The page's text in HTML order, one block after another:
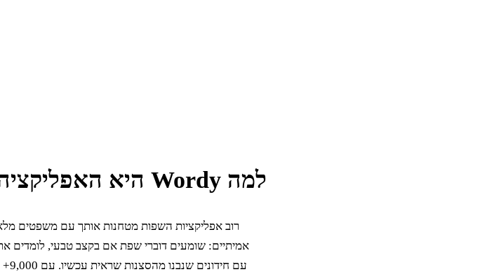
למה Wordy היא האפליקציה הכי טובה ללימוד איטלקית
אמיתיים: שומעים דוברי שפת אם בקצב טבעי,
עם